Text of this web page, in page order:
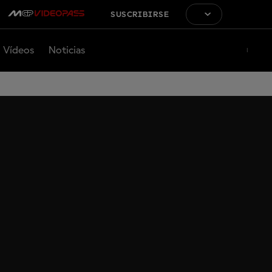
SUSCRIBIRSE
Vídeos Noticias